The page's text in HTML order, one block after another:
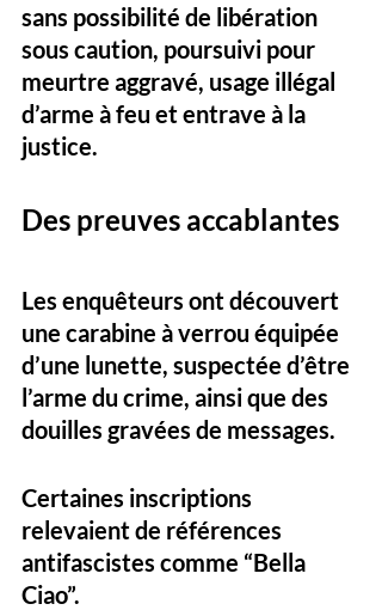
sans possibilité de libération
sous caution, poursuivi pour
meurtre aggravé, usage illégal
d’arme à feu et entrave à la
justice.
Des preuves accablantes
Les enquêteurs ont découvert
une carabine à verrou équipée
d’une lunette, suspectée d’être
l’arme du crime, ainsi que des
douilles gravées de messages.
Certaines inscriptions
relevaient de références
antifascistes comme “Bella
Ciao”.